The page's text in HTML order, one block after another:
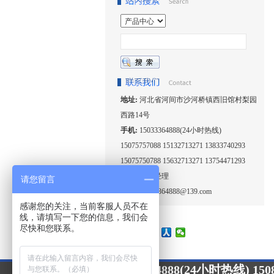
地址: 河北省河间市沙河桥镇西旧馆村梨园
西路14号
手机: 15033364888(24小时热线)
15075757088 15132713271 13833740293
15075750788 15632713271 13754471293
王经理
邮箱:15033364888@139.com
24小时咨询热线： 15033364888(24小时热线)
请您留言
感谢您的关注，当前客服人员不在
线，请填写一下您的信息，我们会
尽快和您联系。